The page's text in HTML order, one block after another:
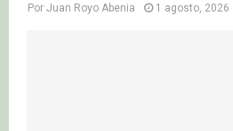
Por Juan Royo Abenia 1 agosto, 2026